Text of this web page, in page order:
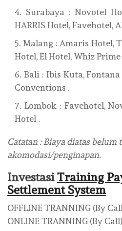
Surabaya : Novotel
HARRIS Hotel, Favehotel,
Malang : Amaris Hotel,
Hotel, El Hotel, Whiz
Bali : Ibis Kuta,
Conventions .
Lombok : Favehotel,
Hotel .
Catatan : Biaya diatas belum
akomodasi/penginapan.
InvestasiTraining
Settlement System
OFFLINE TRANNING (By
ONLINE TRANNING (By Call)